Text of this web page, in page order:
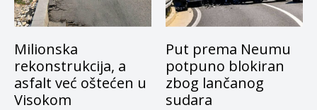
Milionska
rekonstrukcija, a
asfalt već oštećen u
Visokom
Put prema Neumu
potpuno blokiran
zbog lančanog
sudara